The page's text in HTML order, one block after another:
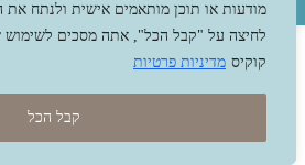
מודעות או תוכן מותאמים אישית ולנתח את
לחיצה על "קבל הכל", אתה מסכים לשימוש
קוקיס מדיניות פרטיות
קבל הכל
עיצוב -גל פלג , בניה -שמרת דיגיטל - מומחה